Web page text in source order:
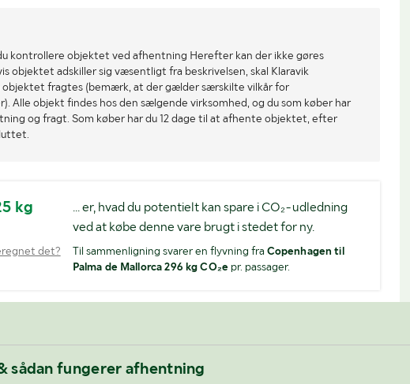
kontrollere objektet ved afhentning Herefter kan der ikke gøres
objektet adskiller sig væsentligt fra beskrivelsen, skal Klaravik
objektet fragtes (bemærk, at der gælder særskilte vilkår for
Alle objekt findes hos den sælgende virksomhed, og du som køber har
og fragt. Som køber har du 12 dage til at afhente objektet, efter
kg
det?
... er, hvad du potentielt kan spare i CO₂-udledning
ved at købe denne vare brugt i stedet for ny.
Til sammenligning svarer en flyvning fra Copenhagen til
Palma de Mallorca 296 kg CO₂e pr. passager.
sådan fungerer afhentning